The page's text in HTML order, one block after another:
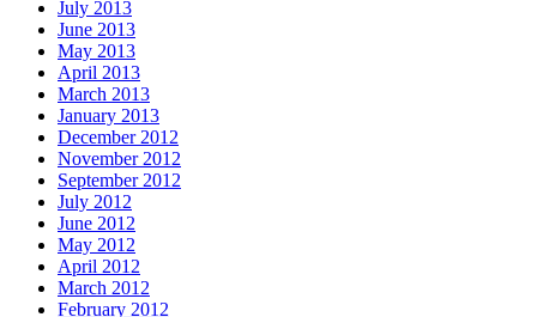
July 2013
June 2013
May 2013
April 2013
March 2013
January 2013
December 2012
November 2012
September 2012
July 2012
June 2012
May 2012
April 2012
March 2012
February 2012